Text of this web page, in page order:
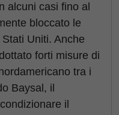
alcuni casi fino al
bloccato le
Uniti. Anche
forti misure di
tra i
Baysal, il
il